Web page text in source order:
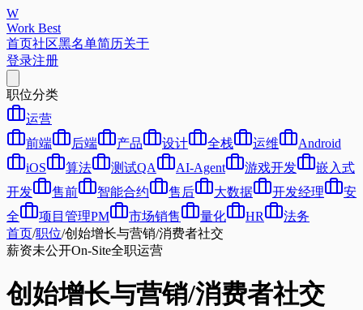
W
Work Best
首页社区黑名单简历关于
登录注册
职位分类
运营
前端
后端 产品 设计 全栈 运维
Android
iOS
算法 测试QA AI-Agent 游戏开发
嵌入式
开发
售前 智能合约 售后 大数据 开发经理
安
全
项目管理PM 市场销售 量化 HR
法务
首页/职位/创始增长与营销/消费者社交
薪资未公开On-Site全职运营
创始增长与营销/消费者社交